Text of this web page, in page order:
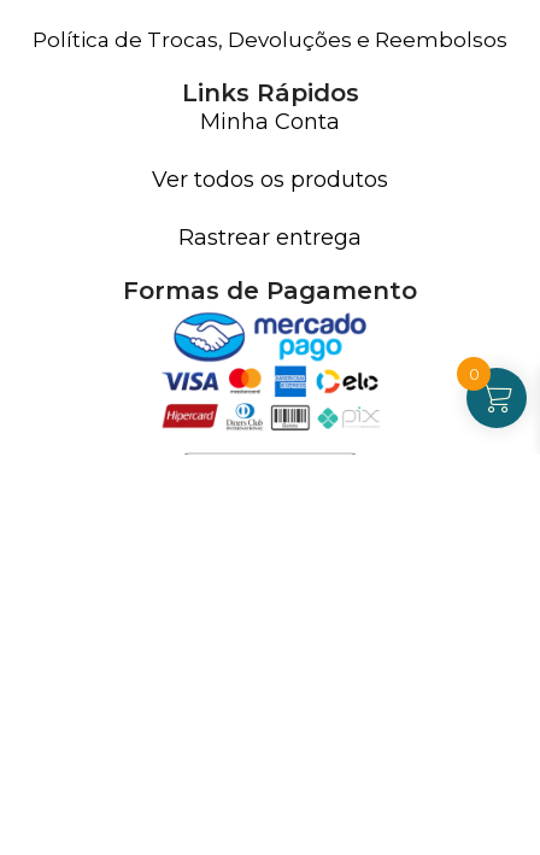
Política de Trocas, Devoluções e Reembolsos
Links Rápidos
Minha Conta
Ver todos os produtos
Rastrear entrega
Formas de Pagamento
0